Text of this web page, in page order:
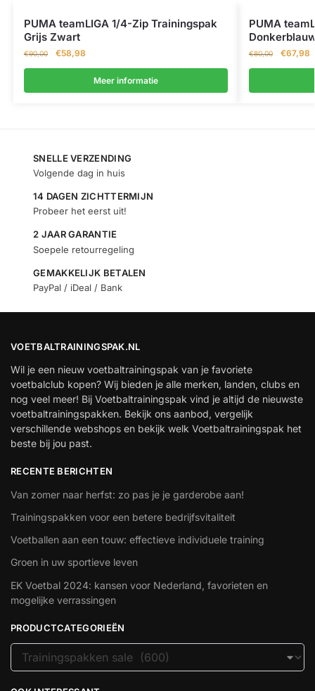
PUMA teamLIGA 1/4-Zip Trainingspak
Grijs Zwart
€90,00 €58,98
Meer informatie
PUMA
€80,00 €67,98
SNELLE VERZENDING
Volgende dag in huis
14 DAGEN ZICHTTERMIJN
Probeer het eerst uit!
2 JAAR GARANTIE
Soepele retourregeling
GEMAKKELIJK BETALEN
PayPal / iDeal / Bank
VOETBALTRAININGSPAK.NL
Wil je een nieuw voetbaltrainingspak van je favoriete
voetbalclub kopen? Wij bieden je alle merken, landen, clubs en
nog veel meer! Bij Voetbaltrainingspak vind je altijd de nieuwste
voetbaltrainingspakken. Bekijk ons aanbod, vergelijk
verschillende webshops en bekijk welk Voetbaltrainingspak het
beste bij jou past.
RECENTE BERICHTEN
Van zomer naar herfst: zo pas je je garderobe aan!
Trainingspakken voor een betere bedrijfsvitaliteit
Voetballen aan een touw: effectieve individuele training
Groen in uw sportieve leven
EK Voetbal 2024: kansen voor Nederland, favorieten en
mogelijke verrassingen
PRODUCTCATEGORIEËN